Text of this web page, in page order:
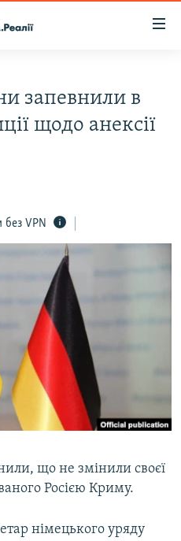
запевнили в
щодо анексії
без VPN
що не змінили своєї
Росією Криму.
німецького уряду